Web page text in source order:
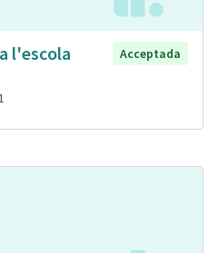
l'escola
Acceptada